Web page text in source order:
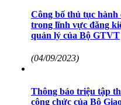
Công bố thủ tục hành
trong lĩnh vực đăng
quản lý của Bộ GTVT
(04/09/2023)
Thông báo triệu tập
công chức của Bộ